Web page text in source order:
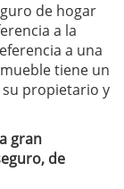
de hogar
a la
a una
tiene un
propietario y
gran
de